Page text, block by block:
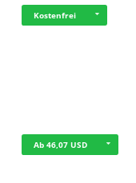
Kostenfrei
Ab 46,07 USD